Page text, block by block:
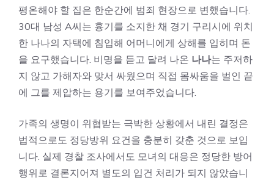
평온해야 할 집은 한순간에 범죄 현장으로 변했습니다.
30대 남성 A씨는 흉기를 소지한 채 경기 구리시에 위치
한 나나의 자택에 침입해 어머니에게 상해를 입히며 돈
을 요구했습니다. 비명을 듣고 달려 나온 나나는 주저하
지 않고 가해자와 맞서 싸웠으며 직접 몸싸움을 벌인 끝
에 그를 제압하는 용기를 보여주었습니다.
가족의 생명이 위협받는 극박한 상황에서 내린 결정은
법적으로도 정당방위 요건을 충분히 갖춘 것으로 보입
니다. 실제 경찰 조사에서도 모녀의 대응은 정당한 방어
행위로 결론지어져 별도의 입건 처리가 되지 않았습니